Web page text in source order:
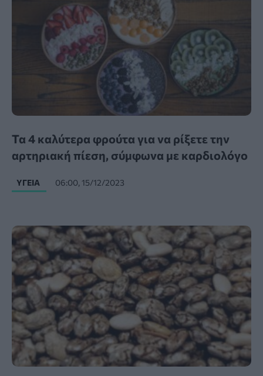
Τα 4 καλύτερα φρούτα για να ρίξετε την
αρτηριακή πίεση, σύμφωνα με καρδιολόγο
ΥΓΕΊΑ 06:00, 15/12/2023